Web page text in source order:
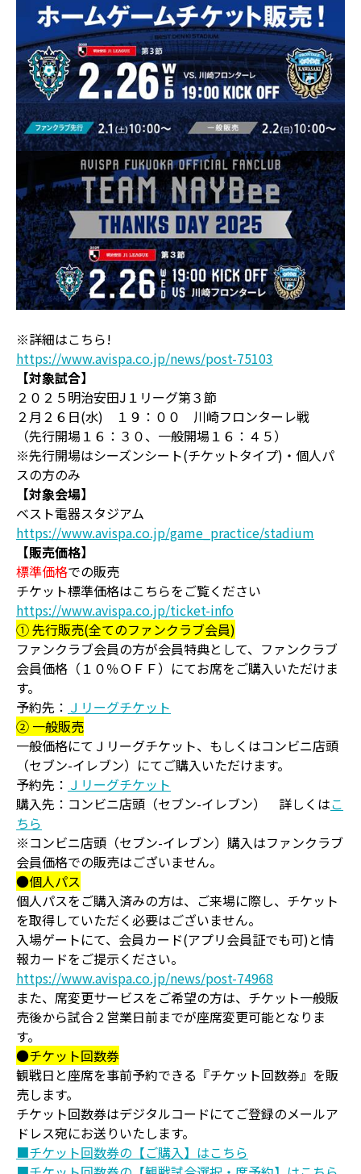
※詳細はこちら!
https://www.avispa.co.jp/news/post-75103
【対象試合】
２０２５明治安田J１リーグ第３節
２月２６日(水) １９：００ 川崎フロンターレ戦
（先行開場１６：３０、一般開場１６：４５）
※先行開場はシーズンシート(チケットタイプ)・個人パ
スの方のみ
【対象会場】
ベスト電器スタジアム
https://www.avispa.co.jp/game_practice/stadium
【販売価格】
標準価格での販売
チケット標準価格はこちらをご覧ください
https://www.avispa.co.jp/ticket-info
① 先行販売(全てのファンクラブ会員)
ファンクラブ会員の方が会員特典として、ファンクラブ
会員価格（１０％ＯＦＦ）にてお席をご購入いただけま
す。
予約先： Ｊリーグチケット
➁ 一般販売
一般価格にてＪリーグチケット、もしくはコンビニ店頭
（セブン-イレブン）にてご購入いただけます。
予約先： Ｊリーグチケット
購入先：コンビニ店頭（セブン-イレブン） 詳しくはこ
ちら
※コンビニ店頭（セブン-イレブン）購入はファンクラブ
会員価格での販売はございません。
●個人パス
個人パスをご購入済みの方は、ご来場に際し、チケット
を取得していただく必要はございません。
入場ゲートにて、会員カード(アプリ会員証でも可)と情
報カードをご提示ください。
https://www.avispa.co.jp/news/post-74968
また、席変更サービスをご希望の方は、チケット一般販
売後から試合２営業日前までが座席変更可能となりま
す。
●チケット回数券
観戦日と座席を事前予約できる『チケット回数券』を販
売します。
チケット回数券はデジタルコードにてご登録のメールア
ドレス宛にお送りいたします。
■チケット回数券の【ご購入】はこちら